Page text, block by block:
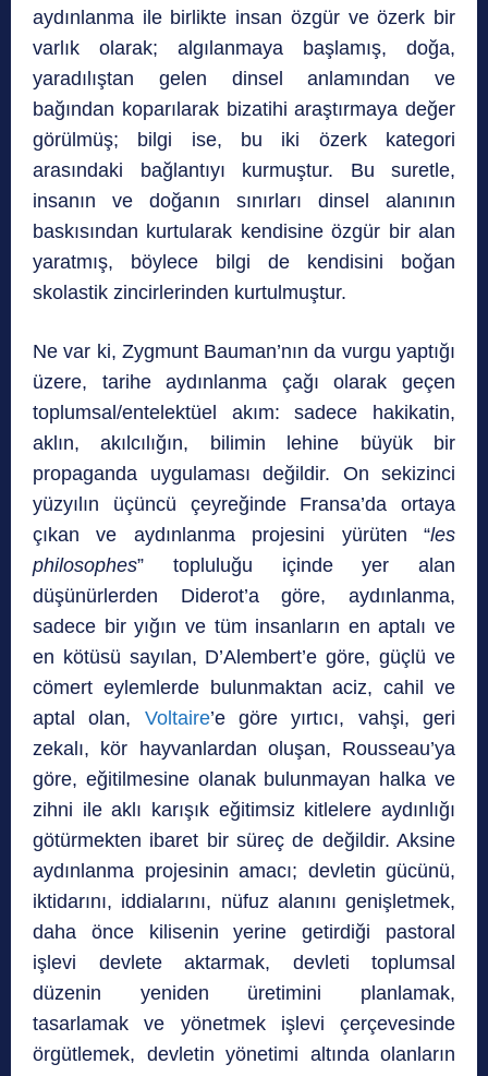
aydınlanma ile birlikte insan özgür ve özerk bir
varlık olarak; algılanmaya başlamış, doğa,
yaradılıştan gelen dinsel anlamından ve
bağından koparılarak bizatihi araştırmaya değer
görülmüş; bilgi ise, bu iki özerk kategori
arasındaki bağlantıyı kurmuştur. Bu suretle,
insanın ve doğanın sınırları dinsel alanının
baskısından kurtularak kendisine özgür bir alan
yaratmış, böylece bilgi de kendisini boğan
skolastik zincirlerinden kurtulmuştur.
Ne var ki, Zygmunt Bauman’nın da vurgu yaptığı
üzere, tarihe aydınlanma çağı olarak geçen
toplumsal/entelektüel akım: sadece hakikatin,
aklın, akılcılığın, bilimin lehine büyük bir
propaganda uy­gulaması değildir. On sekizinci
yüzyılın üçüncü çeyreğinde Fransa’da ortaya
çıkan ve aydınlanma projesini yürüten “les
philosophes” topluluğu içinde yer alan
düşünürlerden Diderot’a göre, aydınlanma,
sadece bir yığın ve tüm insanların en aptalı ve
en kötüsü sayılan, D’Alembert’e göre, güçlü ve
cömert eylemlerde bulunmaktan aciz, cahil ve
aptal olan, Voltaire’e göre yırtıcı, vahşi, geri
zekalı, kör hayvanlardan oluşan, Rousseau’ya
göre, eğitilmesine olanak bulunmayan halka ve
zihni ile aklı karışık eğitimsiz kitlelere aydınlığı
götürmekten ibaret bir süreç de değildir. Aksine
aydınlanma projesinin amacı; devletin gücünü,
iktidarını, iddialarını, nüfuz alanını genişletmek,
daha önce kilisenin yerine getirdiği pastoral
işlevi devlete aktarmak, dev­leti toplumsal
düzenin yeniden üretimini planlamak,
tasarlamak ve yönetmek işlevi çerçevesinde
örgütlemek, devletin yönetimi altında olanların